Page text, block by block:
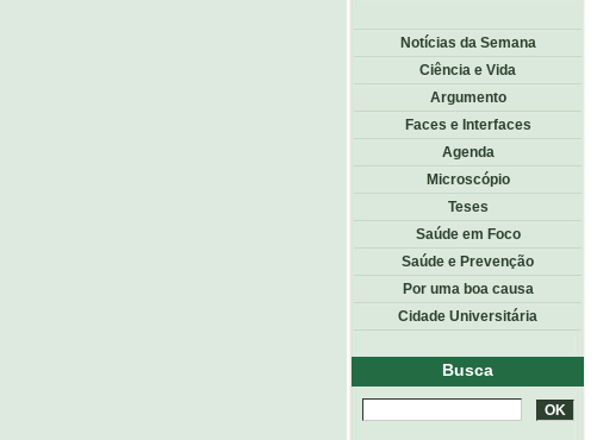
Notícias da Semana
Ciência e Vida
Argumento
Faces e Interfaces
Agenda
Microscópio
Teses
Saúde em Foco
Saúde e Prevenção
Por uma boa causa
Cidade Universitária
Busca